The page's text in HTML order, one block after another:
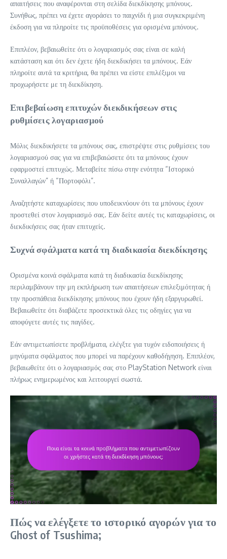
απαιτήσεις που αναφέρονται στη σελίδα διεκδίκησης μπόνους.
Συνήθως, πρέπει να έχετε αγοράσει το παιχνίδι ή μια συγκεκριμένη
έκδοση για να πληροίτε τις προϋποθέσεις για ορισμένα μπόνους.
Επιπλέον, βεβαιωθείτε ότι ο λογαριασμός σας είναι σε καλή
κατάσταση και ότι δεν έχετε ήδη διεκδικήσει τα μπόνους. Εάν
πληροίτε αυτά τα κριτήρια, θα πρέπει να είστε επιλέξιμοι να
προχωρήσετε με τη διεκδίκηση.
Επιβεβαίωση επιτυχών διεκδικήσεων στις
ρυθμίσεις λογαριασμού
Μόλις διεκδικήσετε τα μπόνους σας, επιστρέψτε στις ρυθμίσεις του
λογαριασμού σας για να επιβεβαιώσετε ότι τα μπόνους έχουν
εφαρμοστεί επιτυχώς. Μεταβείτε πίσω στην ενότητα “Ιστορικό
Συναλλαγών” ή “Πορτοφόλι”.
Αναζητήστε καταχωρίσεις που υποδεικνύουν ότι τα μπόνους έχουν
προστεθεί στον λογαριασμό σας. Εάν δείτε αυτές τις καταχωρίσεις, οι
διεκδικήσεις σας ήταν επιτυχείς.
Συχνά σφάλματα κατά τη διαδικασία διεκδίκησης
Ορισμένα κοινά σφάλματα κατά τη διαδικασία διεκδίκησης
περιλαμβάνουν την μη εκπλήρωση των απαιτήσεων επιλεξιμότητας ή
την προσπάθεια διεκδίκησης μπόνους που έχουν ήδη εξαργυρωθεί.
Βεβαιωθείτε ότι διαβάζετε προσεκτικά όλες τις οδηγίες για να
αποφύγετε αυτές τις παγίδες.
Εάν αντιμετωπίσετε προβλήματα, ελέγξτε για τυχόν ειδοποιήσεις ή
μηνύματα σφάλματος που μπορεί να παρέχουν καθοδήγηση. Επιπλέον,
βεβαιωθείτε ότι ο λογαριασμός σας στο PlayStation Network είναι
πλήρως ενημερωμένος και λειτουργεί σωστά.
Πώς να ελέγξετε το ιστορικό αγορών για το
Ghost of Tsushima;